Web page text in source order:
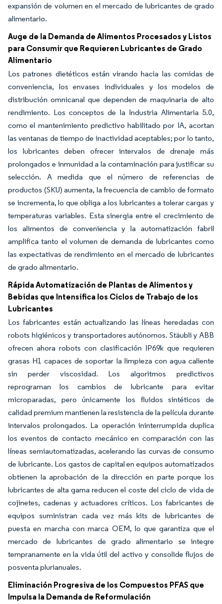
expansión de volumen en el mercado de lubricantes de grado
alimentario.
Auge de la Demanda de Alimentos Procesados y Listos
para Consumir que Requieren Lubricantes de Grado
Alimentario
Los patrones dietéticos están virando hacia las comidas de
conveniencia, los envases individuales y los modelos de
distribución omnicanal que dependen de maquinaria de alto
rendimiento. Los conceptos de la Industria Alimentaria 5.0,
como el mantenimiento predictivo habilitado por IA, acortan
las ventanas de tiempo de inactividad aceptables; por lo tanto,
los lubricantes deben ofrecer intervalos de drenaje más
prolongados e inmunidad a la contaminación para justificar su
selección. A medida que el número de referencias de
productos (SKU) aumenta, la frecuencia de cambio de formato
se incrementa, lo que obliga a los lubricantes a tolerar cargas y
temperaturas variables. Esta sinergia entre el crecimiento de
los alimentos de conveniencia y la automatización fabril
amplifica tanto el volumen de demanda de lubricantes como
las expectativas de rendimiento en el mercado de lubricantes
de grado alimentario.
Rápida Automatización de Plantas de Alimentos y
Bebidas que Intensifica los Ciclos de Trabajo de los
Lubricantes
Los fabricantes están actualizando las líneas heredadas con
robots higiénicos y transportadores autónomos. Stäubli y ABB
ofrecen ahora robots con clasificación IP69k que requieren
grasas H1 capaces de soportar la limpieza con agua caliente
sin perder viscosidad. Los algoritmos predictivos
reprograman los cambios de lubricante para evitar
microparadas, pero únicamente los fluidos sintéticos de
calidad premium mantienen la resistencia de la película durante
intervalos prolongados. La operación ininterrumpida duplica
los eventos de contacto mecánico en comparación con las
líneas semiautomatizadas, acelerando las curvas de consumo
de lubricante. Los gastos de capital en equipos automatizados
obtienen la aprobación de la dirección en parte porque los
lubricantes de alta gama reducen el coste del ciclo de vida de
cojinetes, cadenas y actuadores críticos. Los fabricantes de
equipos suministran cada vez más kits de lubricantes de
puesta en marcha con marca OEM, lo que garantiza que el
mercado de lubricantes de grado alimentario se integre
tempranamente en la vida útil del activo y consolide flujos de
posventa plurianuales.
Eliminación Progresiva de los Compuestos PFAS que
Impulsa la Demanda de Reformulación